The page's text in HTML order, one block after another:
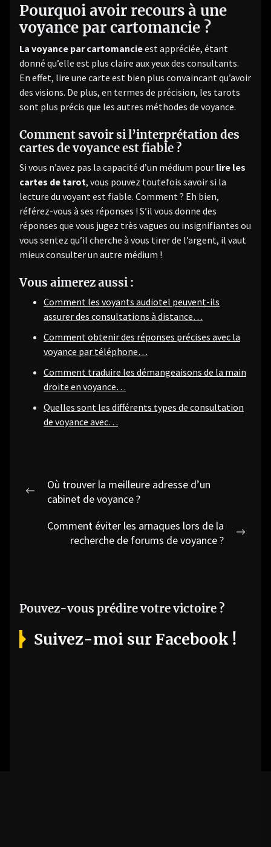
Pourquoi avoir recours à une
voyance par cartomancie ?
La voyance par cartomancieest appréciée, étant
donné qu’elle est plus claire aux yeux des consultants.
En effet, lire une carte est bien plus convaincant qu’avoir
des visions. De plus, en termes de précision, les tarots
sont plus précis que les autres méthodes de voyance.
Comment savoir si l’interprétation des
cartes de voyance est fiable ?
Si vous n’avez pas la capacité d’un médium pour lire les
cartes de tarot, vous pouvez toutefois savoir si la
lecture du voyant est fiable. Comment ? Eh bien,
référez-vous à ses réponses ! S’il vous donne des
réponses que vous jugez très vagues ou insignifiantes ou
vous sentez qu’il cherche à vous tirer de l’argent, il vaut
mieux consulter un autre médium !
Vous aimerez aussi :
Comment les voyants audiotel peuvent-ils
assurer des consultations à distance…
Comment obtenir des réponses précises avec la
voyance par téléphone…
Comment traduire les démangeaisons de la main
droite en voyance…
Quelles sont les différents types de consultation
de voyance avec…
Navigation
de
l’article
Previous
Où trouver la meilleure adresse d’un
cabinet de voyance ?
Comment éviter les arnaques lors de la
recherche de forums de voyance ?
Pouvez-vous prédire votre victoire ?
Suivez-moi sur Facebook !